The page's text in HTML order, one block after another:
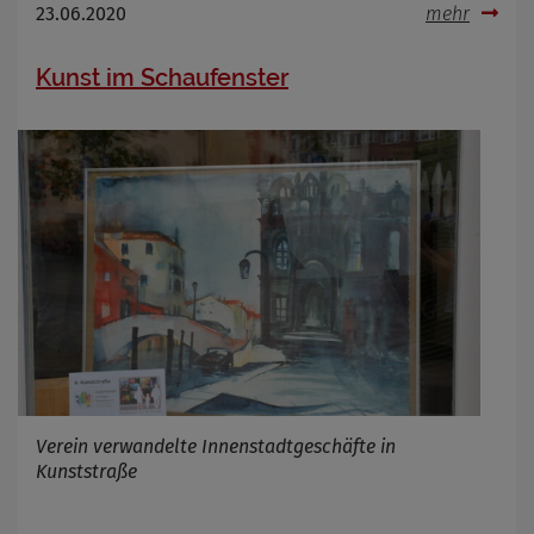
23.06.2020 mehr
Kunst im Schaufenster
Verein verwandelte Innenstadtgeschäfte in
Kunststraße
Cookie Name
Infos schließen